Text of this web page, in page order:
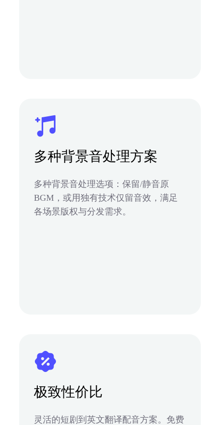
多种背景音处理方案
多种背景音处理选项：保留/静音原
BGM，或用独有技术仅留音效，满足
各场景版权与分发需求。
极致性价比
灵活的短剧到英文翻译配音方案。免费